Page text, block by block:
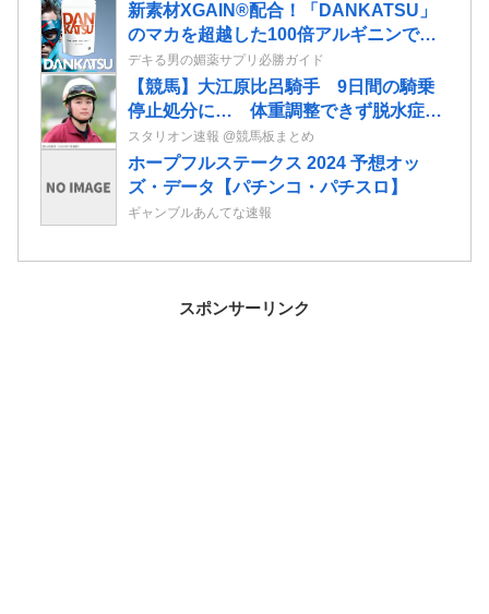
新素材XGAIN®配合！「DANKATSU」
のマカを超越した100倍アルギニンで男
の自信と活力を取り戻せ！
デキる男の媚薬サプリ必勝ガイド
【競馬】大江原比呂騎手 9日間の騎乗
停止処分に… 体重調整できず脱水症
JRAが発表
スタリオン速報 @競馬板まとめ
ホープフルステークス 2024 予想オッ
ズ・データ【パチンコ・パチスロ】
ギャンブルあんてな速報
スポンサーリンク